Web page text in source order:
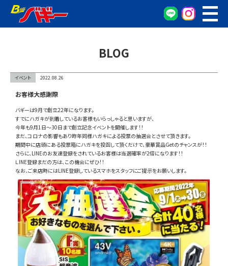
WEB予約
無料査定窓口
車両検索
カンタン査定
車検/整備
グーネット在庫確認
会社概要
お問い合わせ
BLOG
イベント 2022.08.26
お客様大感謝際
バギーは9月で創立22年になります。
すでにハガキが到着しているお客様もいらっしゃると思いますが、
​​​​​​今年も9月1日～30日まで創立記念イベントを開催します！！
まだ、コロナの影響もあり昨年同様ハガキによる投票の抽選会とさせて頂きます。
期間中に店頭にある投票箱にハガキを投函して頂くだけで、豪華賞品Getのチャンスが！！
さらに、LINEのお友達登録をされているお客様は当選確率が2倍になります！！
ＬINE登録まだの方は、この機会にぜひ！！
なお、ご来店時にはLINE登録しているスマホをスタッフにご提示をお願いします。